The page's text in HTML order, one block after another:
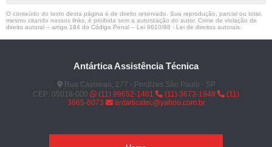
O conteúdo do texto desta página é de direito reservado. Sua reprodução, parcial ou total,
mesmo citando nossos links, é proibida sem a autorização do autor. Crime de violação de
direito autoral – artigo 184 do Código Penal – Lei 9610/98 - Lei de direitos autorais
Antártica Assistência Técnica
Rua Cayowaá, 277 - Perdizes São Paulo - SP
CEP: 05018-000
(11) 99652-1401 (11) 3673-1948
(11)
3865-6073
antarticatec@yahoo.com.br